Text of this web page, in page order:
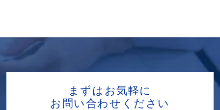
まずはお気軽に
お問い合わせください